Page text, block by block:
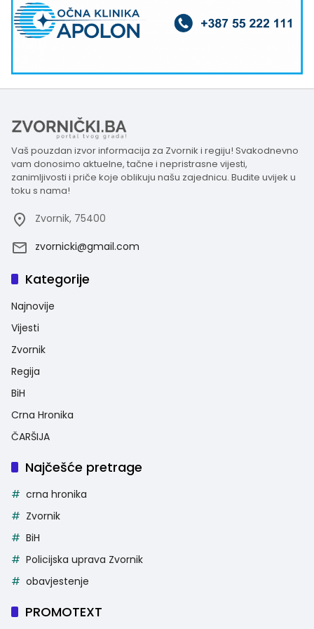
Vaš pouzdan izvor informacija za Zvornik i regiju! Svakodnevno
vam donosimo aktuelne, tačne i nepristrasne vijesti,
zanimljivosti i priče koje oblikuju našu zajednicu. Budite uvijek u
toku s nama!
Zvornik, 75400
zvornicki@gmail.com
Kategorije
Najnovije
Vijesti
Zvornik
Regija
BiH
Crna Hronika
ČARŠIJA
Najčešće pretrage
crna hronika
Zvornik
BiH
Policijska uprava Zvornik
obavjestenje
PROMOTEXT